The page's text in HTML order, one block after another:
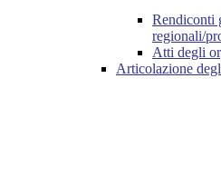
Rendiconti
regionali/
Atti degli
Articolazione